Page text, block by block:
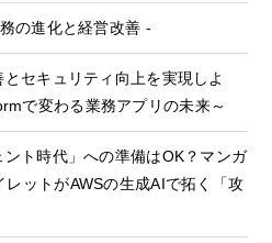
の進化と経営改善 -
セキュリティ向上を実現しよ
で変わる業務アプリの未来～
ト時代」への準備はOK？マンガ
レットがAWSの生成AIで拓く「攻